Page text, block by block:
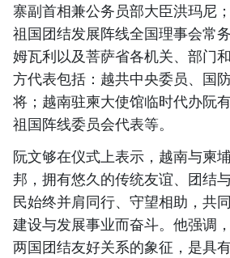
寨副首相兼公务员部大臣洪玛尼
祖国团结发展阵线全国理事会常
姆瓦利以及菩萨省各机关、部门
方代表包括：越共中央委员、国
将；越南驻柬大使馆临时代办阮
祖国阵线委员会代表等。
阮文够在仪式上表示，越南与柬
邦，拥有悠久的传统友谊、团结
民始终并肩同行、守望相助，共
建设与发展事业而奋斗。他强调
两国团结友好关系的象征，是具